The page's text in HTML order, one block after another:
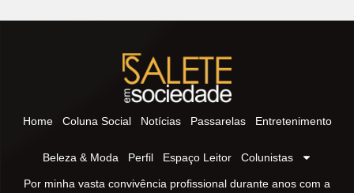
Home Coluna Social Notícias Passarelas Entretenimento
Beleza & Moda Perfil Espaço Leitor Colunistas
Por minha vasta convivência profissional durante anos com a